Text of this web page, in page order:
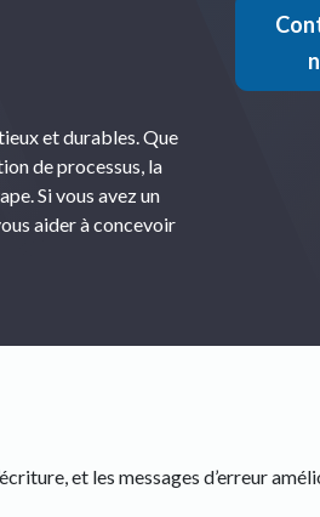
et durables. Que
de processus, la
Si vous avez un
aider à concevoir
et les messages d’erreur